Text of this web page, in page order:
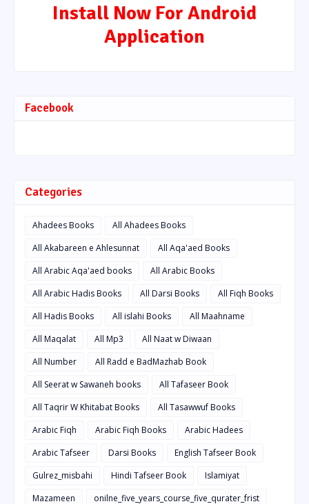
Install Now For Android
Application
Facebook
Categories
Ahadees Books
All Ahadees Books
All Akabareen e Ahlesunnat
All Aqa'aed Books
All Arabic Aqa'aed books
All Arabic Books
All Arabic Hadis Books
All Darsi Books
All Fiqh Books
All Hadis Books
All islahi Books
All Maahname
All Maqalat
All Mp3
All Naat w Diwaan
All Number
All Radd e BadMazhab Book
All Seerat w Sawaneh books
All Tafaseer Book
All Taqrir W Khitabat Books
All Tasawwuf Books
Arabic Fiqh
Arabic Fiqh Books
Arabic Hadees
Arabic Tafseer
Darsi Books
English Tafseer Book
Gulrez_misbahi
Hindi Tafseer Book
Islamiyat
Mazameen
onilne_five_years_course_five_qurater_frist